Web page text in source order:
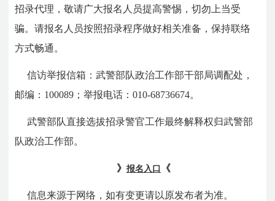
招录代理，敬请广大报名人员提高警惕，切勿上当受
骗。请报名人员按照招录程序做好相关准备，保持联络
方式畅通。
信访举报信箱：武警部队政治工作部干部局调配处，
邮编：100089；举报电话：010-68736674。
武警部队直接选拔招录警官工作最终解释权归武警部
队政治工作部。
》 报名入口 《
信息来源于网络，如有变更请以原发布者为准。